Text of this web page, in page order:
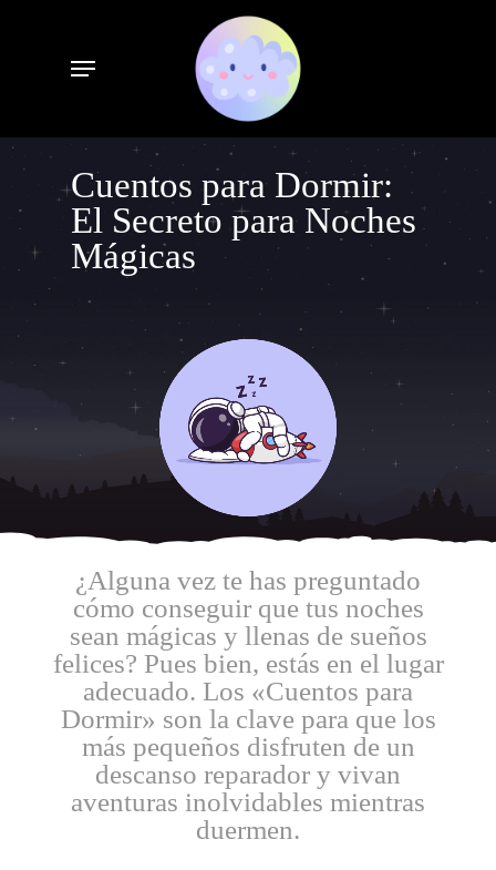
Menu
Cuentos para Dormir:
El Secreto para Noches
Mágicas
¿Alguna vez te has preguntado
cómo conseguir que tus noches
sean mágicas y llenas de sueños
felices? Pues bien, estás en el lugar
adecuado. Los «Cuentos para
Dormir» son la clave para que los
más pequeños disfruten de un
descanso reparador y vivan
aventuras inolvidables mientras
duermen.